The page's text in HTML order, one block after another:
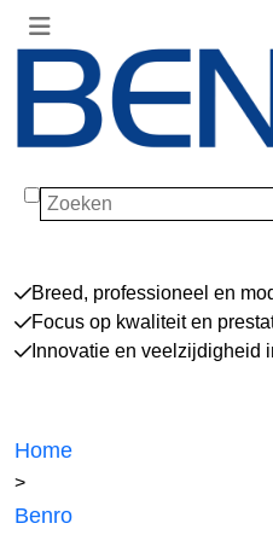
Zoeken
Breed, professioneel en
Focus op kwaliteit en
Innovatie en veelzijdigheid
Home
>
Benro